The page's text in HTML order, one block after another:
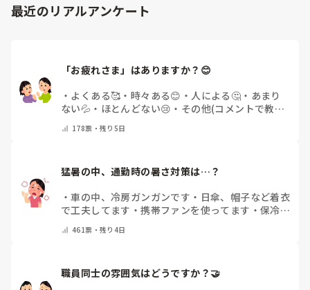
最近のリアルアンケート
「お疲れさま」はありますか？😊
・ よくある🥰 ・ 時々ある😊 ・ 人による🤔 ・ あまり
ない💦 ・ ほとんどない😢 ・ その他(コメントで教え
178票・残り5日
猛暑の中、通勤時の暑さ対策は…？
・車の中、冷房ガンガンです ・ 日傘、帽子など着衣
で工夫してます ・携帯ファンを使ってます ・ 保冷剤
ん ・その他（コメントで教えて下さい）
461票・残り4日
職員同士の雰囲気はどうですか？🤝